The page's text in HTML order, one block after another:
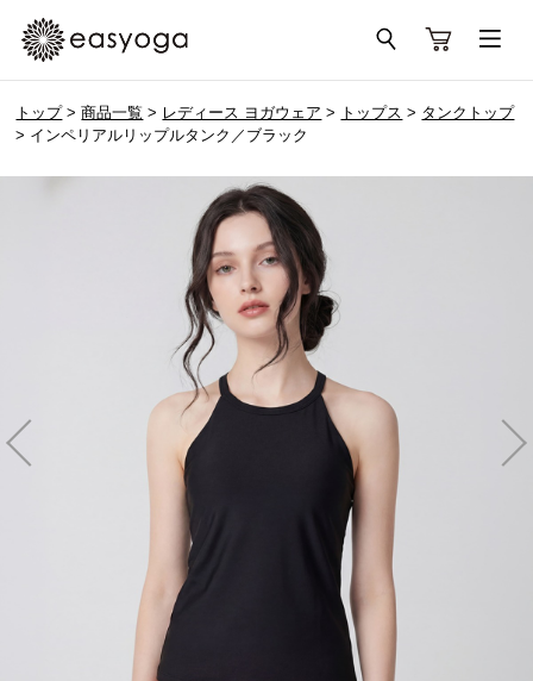
トップ>商品一覧 > レディース ヨガウェア > トップス > タンクトップ
> インペリアルリップルタンク／ブラック